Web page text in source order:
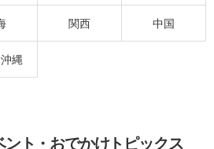
関西 中国
縄
ント・おでかけトピックス